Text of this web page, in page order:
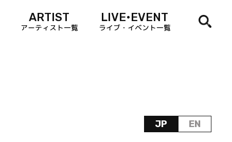
ARTIST
アーティスト一覧
LIVE•EVENT
ライブ・イベント一覧
JP EN